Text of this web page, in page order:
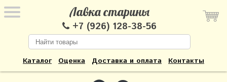
Лавка старины
+7 (926) 128-38-56
Каталог Оценка Доставка и оплата Контакты